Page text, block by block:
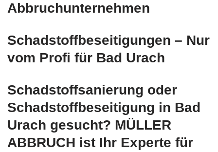
Abbruchunternehmen
Schadstoffbeseitigungen – Nur
vom Profi für Bad Urach
Schadstoffsanierung oder
Schadstoffbeseitigung in Bad
Urach gesucht? MÜLLER
ABBRUCH ist Ihr Experte für